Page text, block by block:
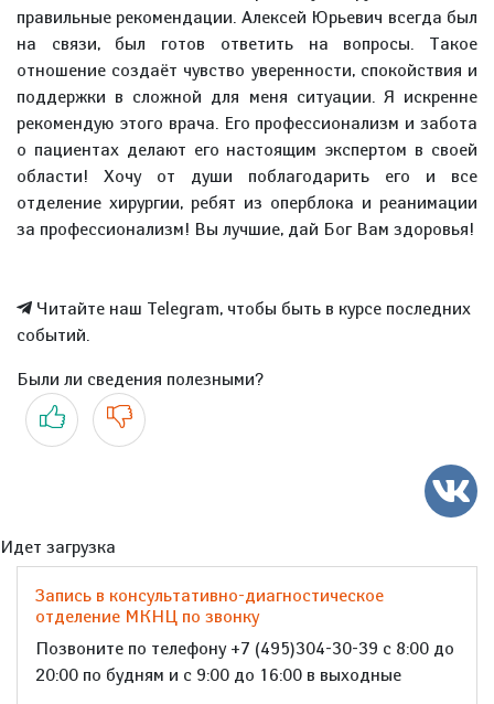
правильные рекомендации. Алексей Юрьевич всегда был
на связи, был готов ответить на вопросы. Такое
отношение создаёт чувство уверенности, спокойствия и
поддержки в сложной для меня ситуации. Я искренне
рекомендую этого врача. Его профессионализм и забота
о пациентах делают его настоящим экспертом в своей
области! Хочу от души поблагодарить его и все
отделение хирургии, ребят из оперблока и реанимации
за профессионализм! Вы лучшие, дай Бог Вам здоровья!
Читайте наш Telegram, чтобы быть в курсе последних
событий.
Были ли сведения полезными?
Да Нет
Идет загрузка
Запись в консультативно-диагностическое
отделение МКНЦ по звонку
Позвоните по телефону +7 (495)304-30-39 с 8:00 до
20:00 по будням и с 9:00 до 16:00 в выходные